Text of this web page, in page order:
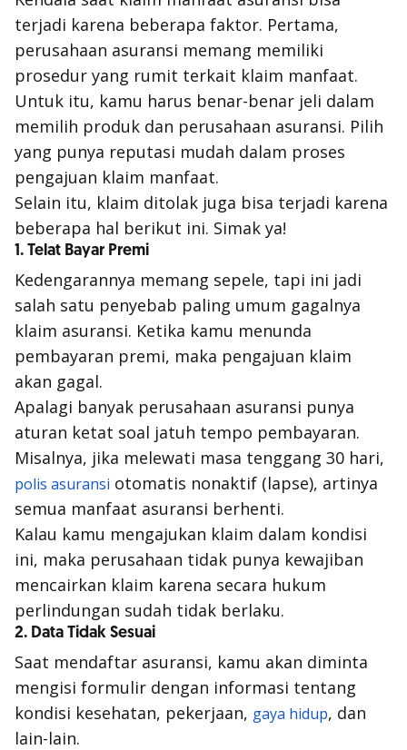
terjadi karena beberapa faktor. Pertama,
perusahaan asuransi memang memiliki
prosedur yang rumit terkait klaim manfaat.
Untuk itu, kamu harus benar-benar jeli dalam
memilih produk dan perusahaan asuransi. Pilih
yang punya reputasi mudah dalam proses
pengajuan klaim manfaat.
Selain itu, klaim ditolak juga bisa terjadi karena
beberapa hal berikut ini. Simak ya!
1. Telat Bayar Premi
Kedengarannya memang sepele, tapi ini jadi
salah satu penyebab paling umum gagalnya
klaim asuransi. Ketika kamu menunda
pembayaran premi, maka pengajuan klaim
akan gagal.
Apalagi banyak perusahaan asuransi punya
aturan ketat soal jatuh tempo pembayaran.
Misalnya, jika melewati masa tenggang 30 hari,
polis asuransi otomatis nonaktif (lapse), artinya
semua manfaat asuransi berhenti.
Kalau kamu mengajukan klaim dalam kondisi
ini, maka perusahaan tidak punya kewajiban
mencairkan klaim karena secara hukum
perlindungan sudah tidak berlaku.
2. Data Tidak Sesuai
Saat mendaftar asuransi, kamu akan diminta
mengisi formulir dengan informasi tentang
kondisi kesehatan, pekerjaan, gaya hidup, dan
lain-lain.